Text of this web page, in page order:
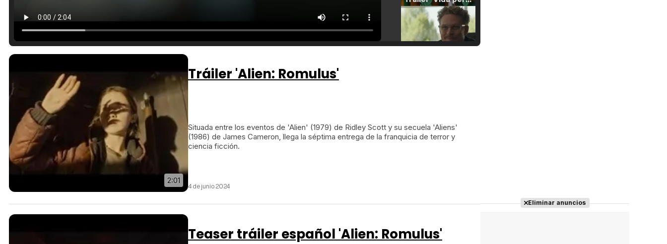
2:01
Tráiler 'Alien: Romulus'
Situada entre los eventos de 'Alien' (1979) de Ridley Scott y su secuela 'Aliens'
(1986) de James Cameron, llega la séptima entrega de la franquicia de terror y
ciencia ficción.
4 de junio 2024
Teaser tráiler español 'Alien: Romulus'
Eliminar anuncios